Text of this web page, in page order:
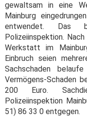
gewaltsam in eine
Mainburg
entwendet. Das
Polizeiinspektion.
Werkstatt im
Einbruch seien
Sachschaden
Vermögens-Schaden
200 Euro.
Polizeiinspektion
51) 86 33 0 entgegen.